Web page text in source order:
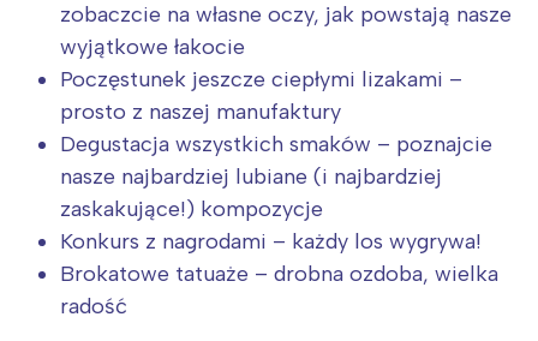
zobaczcie na własne oczy, jak powstają nasze
wyjątkowe łakocie
Poczęstunek jeszcze ciepłymi lizakami –
prosto z naszej manufaktury
Degustacja wszystkich smaków – poznajcie
nasze najbardziej lubiane (i najbardziej
zaskakujące!) kompozycje
Konkurs z nagrodami – każdy los wygrywa!
Brokatowe tatuaże – drobna ozdoba, wielka
radość